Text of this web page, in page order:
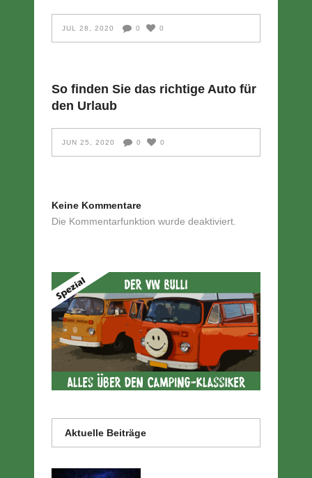
JUL 28, 2020 0 0
So finden Sie das richtige Auto für
den Urlaub
JUN 25, 2020 0 0
Keine Kommentare
Die Kommentarfunktion wurde deaktiviert.
Aktuelle Beiträge